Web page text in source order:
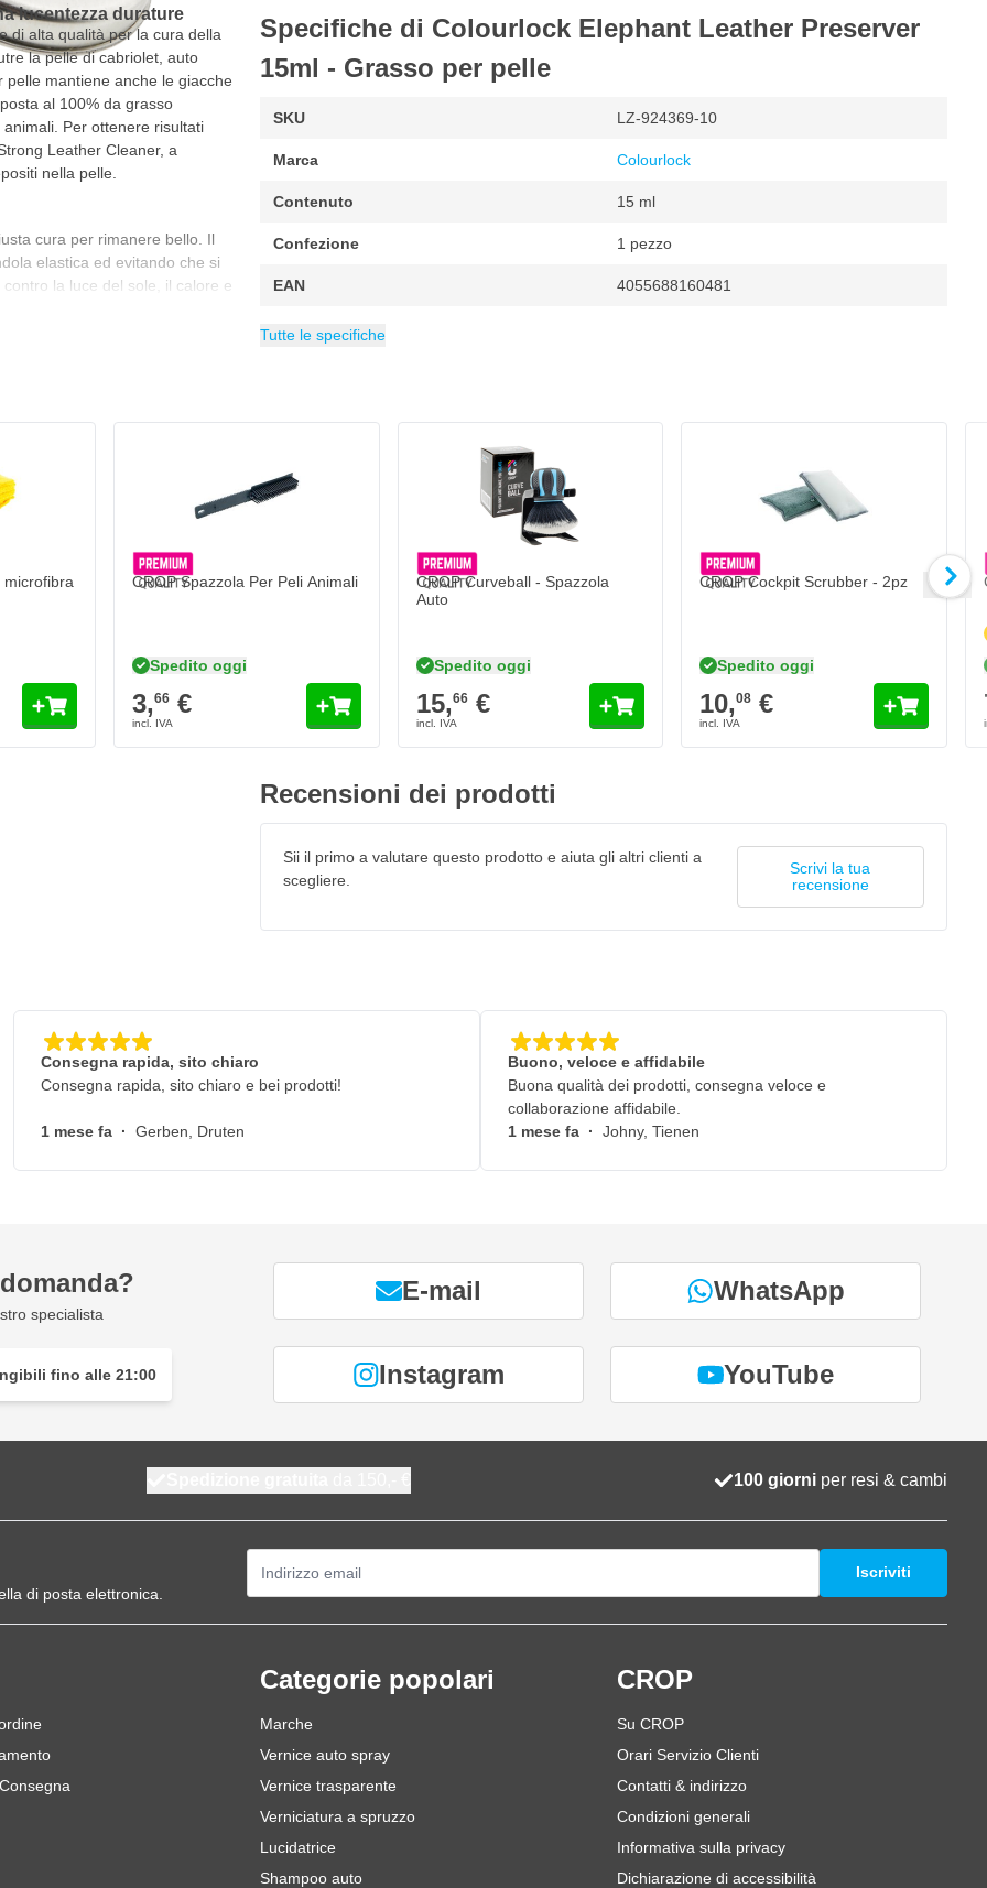
lucentezza durature
di alta qualità per la cura della
la pelle di cabriolet, auto
mantiene anche le giacche
al 100% da grasso
Per ottenere risultati
Leather Cleaner, a
nella pelle.
cura per rimanere bello. Il
elastica ed evitando che si
la luce del sole, il calore e
o dei danni causati
Specifiche di Colourlock Elephant Leather Preserver
15ml - Grasso per pelle
SKU LZ-924369-10
Marca Colourlock
Contenuto 15 ml
Confezione 1 pezzo
EAN 4055688160481
Categoria
Tutte le specifiche
microfibra
CROP Spazzola Per Peli Animali
Spedito oggi
3,66 €
CROP Curveball - Spazzola
Auto
Spedito oggi
15,66€
CROP Cockpit Scrubber - 2pz
Spedito oggi
10,08 €
Recensioni dei prodotti
Sii il primo a valutare questo prodotto e aiuta gli altri clienti a
scegliere.
Scrivi la tua
recensione
Consegna rapida, sito chiaro
Consegna rapida, sito chiaro e bei prodotti!
1 mese fa · Gerben, Druten
Buono, veloce e affidabile
Buona qualità dei prodotti, consegna veloce e
collaborazione affidabile.
1 mese fa · Johny, Tienen
specialista
fino alle 21:00
E-mail WhatsApp
Instagram YouTube
100 giorni per resi & cambi
di posta elettronica.
Iscriviti
Categorie popolari
Marche
Vernice auto spray
Vernice trasparente
Verniciatura a spruzzo
Lucidatrice
Shampoo auto
CROP
Su CROP
Orari Servizio Clienti
Contatti & indirizzo
Condizioni generali
Informativa sulla privacy
Dichiarazione di accessibilità